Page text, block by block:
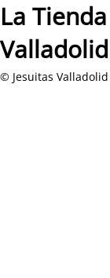
La
Valladolid
© Jesuitas